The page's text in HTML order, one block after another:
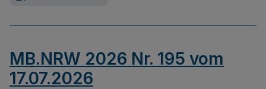
MB.NRW 2026 Nr. 195 vom
17.07.2026